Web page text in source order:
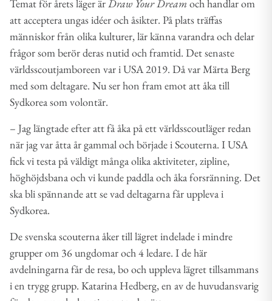
Temat för årets läger ärDraw Your Dreamoch handlar om
att acceptera ungas idéer och åsikter. På plats träffas
människor från olika kulturer, lär känna varandra och delar
frågor som berör deras nutid och framtid. Det senaste
världsscoutjamboreen var i USA 2019. Då var Märta Berg
med som deltagare. Nu ser hon fram emot att åka till
Sydkorea som volontär.
– Jag längtade efter att få åka på ett världsscoutläger redan
när jag var åtta år gammal och började i Scouterna. I USA
fick vi testa på väldigt många olika aktiviteter, zipline,
höghöjdsbana och vi kunde paddla och åka forsränning. Det
ska bli spännande att se vad deltagarna får uppleva i
Sydkorea.
De svenska scouterna åker till lägret indelade i mindre
grupper om 36 ungdomar och 4 ledare. I de här
avdelningarna får de resa, bo och uppleva lägret tillsammans
i en trygg grupp. Katarina Hedberg, en av de huvudansvarig